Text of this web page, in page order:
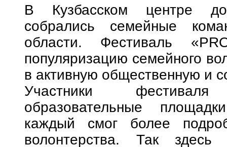
В Кузбасском центре
собрались семейные
области. Фестиваль
популяризацию семейного
в активную общественную и
Участники
образовательные
каждый смог более
волонтерства. Так